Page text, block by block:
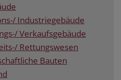
Industriegebäude
Verkaufsgebäude
Rettungswesen
Bauten